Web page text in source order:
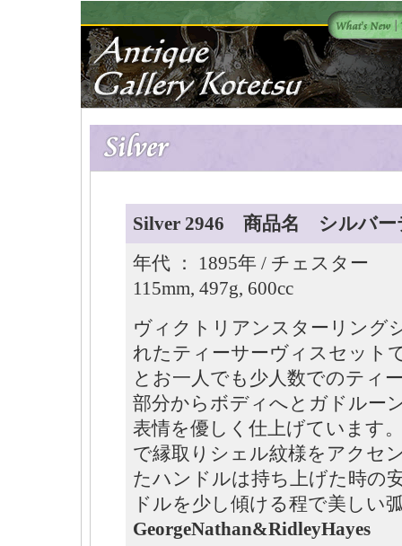
Silver 2946 商品名 シルバー
年代 ： 1895年 / チェスター
115mm, 497g, 600cc
ヴィクトリアンスターリング
れたティーサーヴィスセット
とお一人でも少人数でのティ
部分からボディへとガドルー
表情を優しく仕上げています
で縁取りシェル紋様をアクセ
たハンドルは持ち上げた時の
ドルを少し傾ける程で美しい
GeorgeNathan&RidleyHayes